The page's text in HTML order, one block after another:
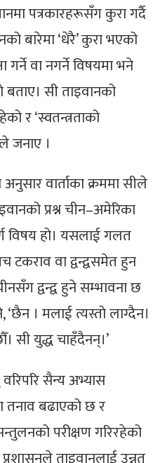
पत्रकारहरूसँग कुरा गर्दै
बारेमा ‘धेरै’ कुरा भएको
गर्ने वा नगर्ने विषयमा भने
सी ताइवानको
र ‘स्वतन्त्रताको
जनाए ।
अनुसार वार्ताका क्रममा सीले
प्रश्न चीन–अमेरिका
विषय हो। यसलाई गलत
टकराव वा द्वन्द्वसमेत हुन
द्वन्द्व हुने सम्भावना छ
‘छैन । मलाई त्यस्तो लाग्दैन।
सी युद्ध चाहँदैनन्।’
सैन्य अभ्यास
तनाव बढाएको छ र
परीक्षण गरिरहेको